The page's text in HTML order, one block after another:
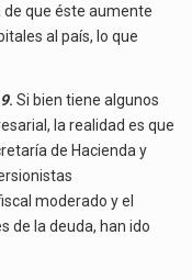
de que éste aumente
al país, lo que
. Si bien tiene algunos
la realidad es que
de Hacienda y
moderado y el
de la deuda, han ido